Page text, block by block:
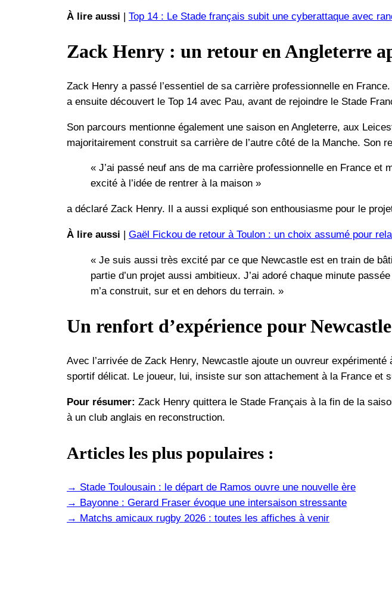
À lire aussi | Top 14 : Le Stade français subit une cyberattaque avec
Zack Henry : un retour en Angleterre
Zack Henry a passé l’essentiel de sa carrière professionnelle en
a ensuite découvert le Top 14 avec Pau, avant de rejoindre le Stade
Son parcours mentionne également une saison en Angleterre, aux
majoritairement construit sa carrière de l’autre côté de la Manche. Son
« J’ai passé neuf ans de ma carrière professionnelle en France
excité à l’idée de rentrer à la maison »
a déclaré Zack Henry. Il a aussi expliqué son enthousiasme pour le
À lire aussi | Gaël Fickou de retour à Toulon : un choix assumé pour
« Je suis aussi très excité par ce que Newcastle est en train de
partie d’un projet aussi ambitieux. J’ai adoré chaque minute
m’a construit, sur et en dehors du terrain. »
Un renfort d’expérience pour Newcastle
Avec l’arrivée de Zack Henry, Newcastle ajoute un ouvreur
sportif délicat. Le joueur, lui, insiste sur son attachement à la France et
Pour résumer: Zack Henry quittera le Stade Français à la fin de la
à un club anglais en reconstruction.
Articles les plus populaires :
→ Stade Toulousain : le départ de Ramos ouvre une nouvelle ère
→ Bayonne : Gerard Fraser évoque une intersaison stressante
→ Matchs amicaux rugby 2026 : toutes les affiches à venir